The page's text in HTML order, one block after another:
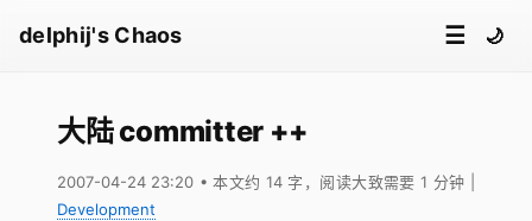
delphij's Chaos ☰ 🌙
大陆 committer ++
2007-04-24 23:20 • 本文约 14 字，阅读大致需要 1 分钟
Development